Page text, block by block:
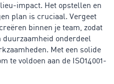
impact. Het opstellen en
plan is cruciaal. Vergeet
binnen je team, zodat
onderdeel
Met een solide
te voldoen aan de ISO14001-